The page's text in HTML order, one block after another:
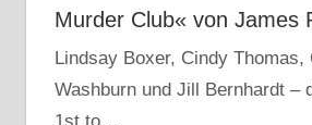
Murder Club« von James
Lindsay Boxer, Cindy Thomas,
Washburn und Jill Bernhardt –